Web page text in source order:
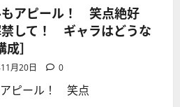
アピール！ 笑点絶好
して！ ギャラはどうな
］
月20日 0
ピール！ 笑点